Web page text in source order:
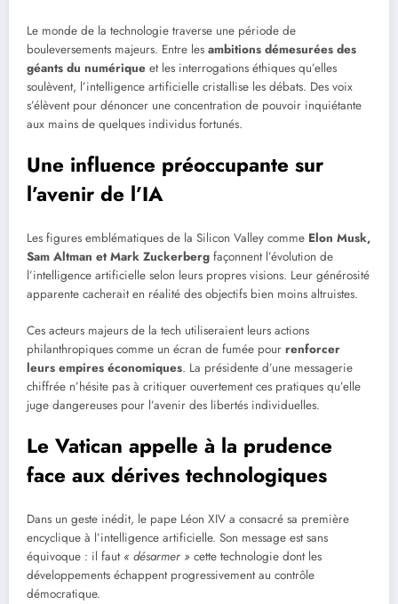
Le monde de la technologie traverse une période de
bouleversements majeurs. Entre les ambitions démesurées des
géants du numérique et les interrogations éthiques qu’elles
soulèvent, l’intelligence artificielle cristallise les débats. Des voix
s’élèvent pour dénoncer une concentration de pouvoir inquiétante
aux mains de quelques individus fortunés.
Une influence préoccupante sur
l’avenir de l’IA
Les figures emblématiques de la Silicon Valley comme Elon Musk,
Sam Altman et Mark Zuckerberg façonnent l’évolution de
l’intelligence artificielle selon leurs propres visions. Leur générosité
apparente cacherait en réalité des objectifs bien moins altruistes.
Ces acteurs majeurs de la tech utiliseraient leurs actions
philanthropiques comme un écran de fumée pour renforcer
leurs empires économiques. La présidente d’une messagerie
chiffrée n’hésite pas à critiquer ouvertement ces pratiques qu’elle
juge dangereuses pour l’avenir des libertés individuelles.
Le Vatican appelle à la prudence
face aux dérives technologiques
Dans un geste inédit, le pape Léon XIV a consacré sa première
encyclique à l’intelligence artificielle. Son message est sans
équivoque : il faut « désarmer » cette technologie dont les
développements échappent progressivement au contrôle
démocratique.